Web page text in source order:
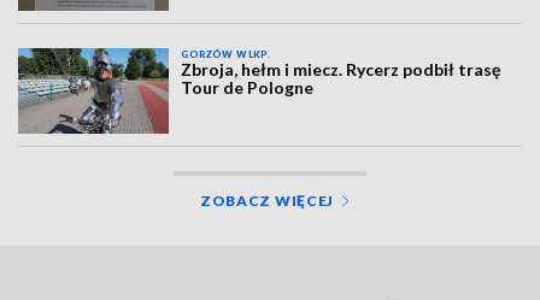
GORZÓW WLKP.
Zbroja, hełm i miecz. Rycerz podbił trasę
Tour de Pologne
ZOBACZ WIĘCEJ